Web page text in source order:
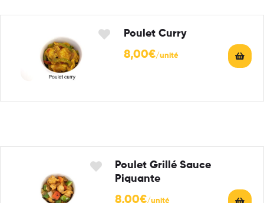
Poulet Curry
8,00€
Poulet Grillé Sauce
Piquante
8,00€